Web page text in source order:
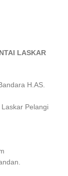
LASKAR
H.AS.
Laskar Pelangi